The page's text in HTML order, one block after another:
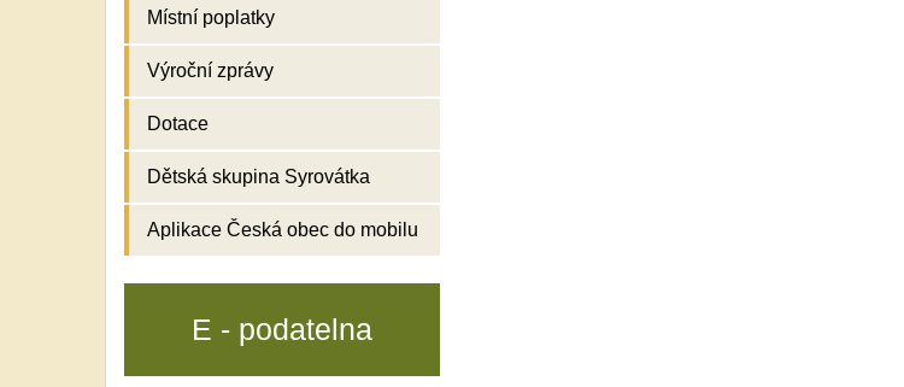
Místní poplatky
Výroční zprávy
Dotace
Dětská skupina Syrovátka
Aplikace Česká obec do mobilu
E - podatelna